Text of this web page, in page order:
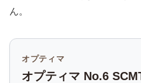
ん。
オプティマ
オプティマ No.6